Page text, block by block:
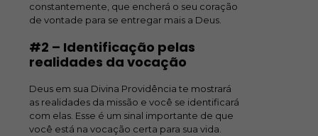
constantemente, que encherá o seu coração
de vontade para se entregar mais a Deus.
#2 – Identificação pelas
realidades da vocação
Deus em sua Divina Providência te mostrará
as realidades da missão e você se identificará
com elas. Esse é um sinal importante de que
você está na vocação certa para sua vida.